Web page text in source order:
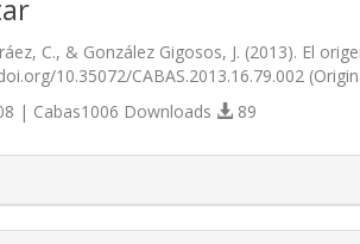
C., & González Gigosos, J. (2013). El
10.35072/CABAS.2013.16.79.002
| Cabas1006 Downloads 89